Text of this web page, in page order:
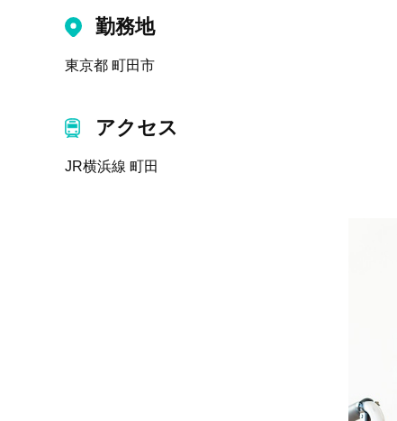
勤務地
東京都 町田市
アクセス
JR横浜線 町田